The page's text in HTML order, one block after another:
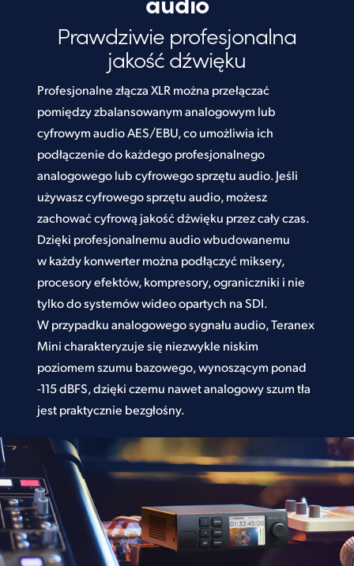
Prawdziwie profesjonalna
jakość dźwięku
Profesjonalne złącza XLR można przełączać
pomiędzy zbalansowanym analogowym lub
cyfrowym audio AES/EBU, co umożliwia ich
podłączenie do każdego profesjonalnego
analogowego lub cyfrowego sprzętu audio. Jeśli
używasz cyfrowego sprzętu audio, możesz
zachować cyfrową jakość dźwięku przez cały czas.
Dzięki profesjonalnemu audio wbudowanemu
w każdy konwerter można podłączyć miksery,
procesory efektów, kompresory, ograniczniki i nie
tylko do systemów wideo opartych na SDI.
W przypadku analogowego sygnału audio, Teranex
Mini charakteryzuje się niezwykle niskim
poziomem szumu bazowego, wynoszącym ponad
-115 dBFS, dzięki czemu nawet analogowy szum tła
jest praktycznie bezgłośny.